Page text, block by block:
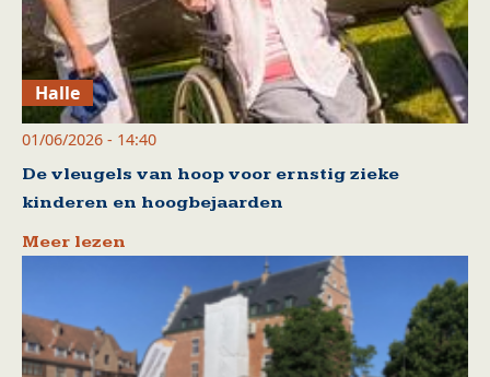
Halle
01/06/2026 - 14:40
De vleugels van hoop voor ernstig zieke
kinderen en hoogbejaarden
Meer lezen